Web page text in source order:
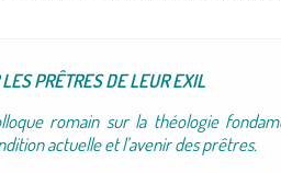
PRÊTRES DE LEUR EXIL
romain sur la théologie
actuelle et l’avenir des prêtres.